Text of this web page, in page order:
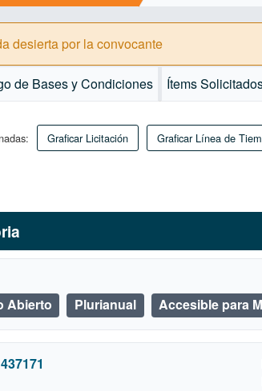
desierta por la convocante
de Bases y Condiciones Ítems
Graficar Licitación Graficar Línea de
Abierto Plurianual Accesible para
437171